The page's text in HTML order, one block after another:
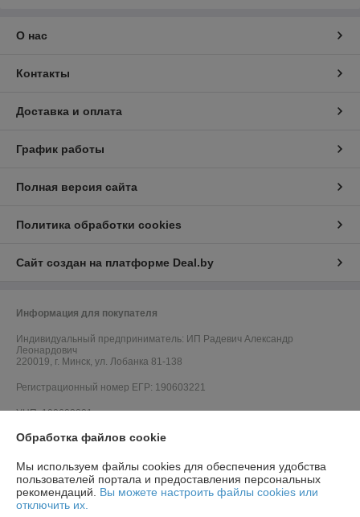
О нас
Контакты
Доставка и оплата
График работы
Полная версия сайта
Политика обработки cookies
Сайт создан на платформе Deal.by
Информация для покупателя
Индивидуальный предприниматель: ИП Радевич Александр
Леонардович
220019, г. Минск, ул. Лобанка 81-138
Регистрационный номер ЕГР: 190603221
УНП: 190603221
Регистрационный орган: Минский городской исполнительный комитет
Дата регистрации компании: 19.07.2018
Ссылка на свидетельство/лицензию
Обработка файлов cookie
Мы используем файлы cookies для обеспечения удобства
пользователей портала и предоставления персональных
рекомендаций. Вы можете настроить файлы cookies или
отключить их.